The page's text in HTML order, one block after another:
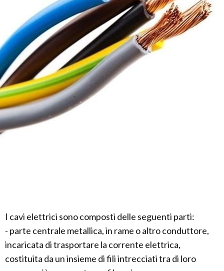
I cavi elettrici sono composti delle seguenti parti:
- parte centrale metallica, in rame o altro conduttore,
incaricata di trasportare la corrente elettrica,
costituita da un insieme di fili intrecciati tra di loro